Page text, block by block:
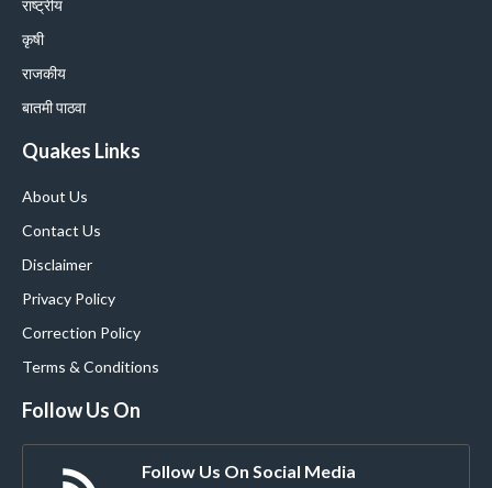
राष्ट्रीय
कृषी
राजकीय
बातमी पाठवा
Quakes Links
About Us
Contact Us
Disclaimer
Privacy Policy
Correction Policy
Terms & Conditions
Follow Us On
Follow Us On Social Media